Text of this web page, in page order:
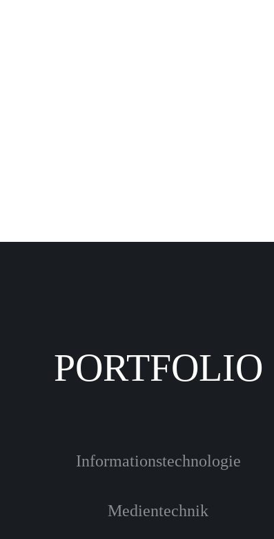
PORTFOLIO
Informationstechnologie
Medientechnik